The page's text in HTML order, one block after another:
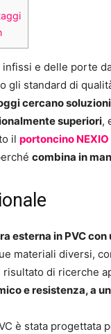
e delle porte
gli standard di
cercano
superiori,
il portoncino NEXIO
combina in
esterna in PVC con
materiali diversi,
di ricerche
e resistenza, a
è stata progettata